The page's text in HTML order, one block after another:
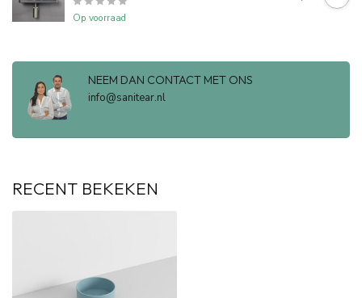
Op voorraad
NEEM DAN CONTACT MET ONS
info@sanitear.nl
RECENT BEKEKEN